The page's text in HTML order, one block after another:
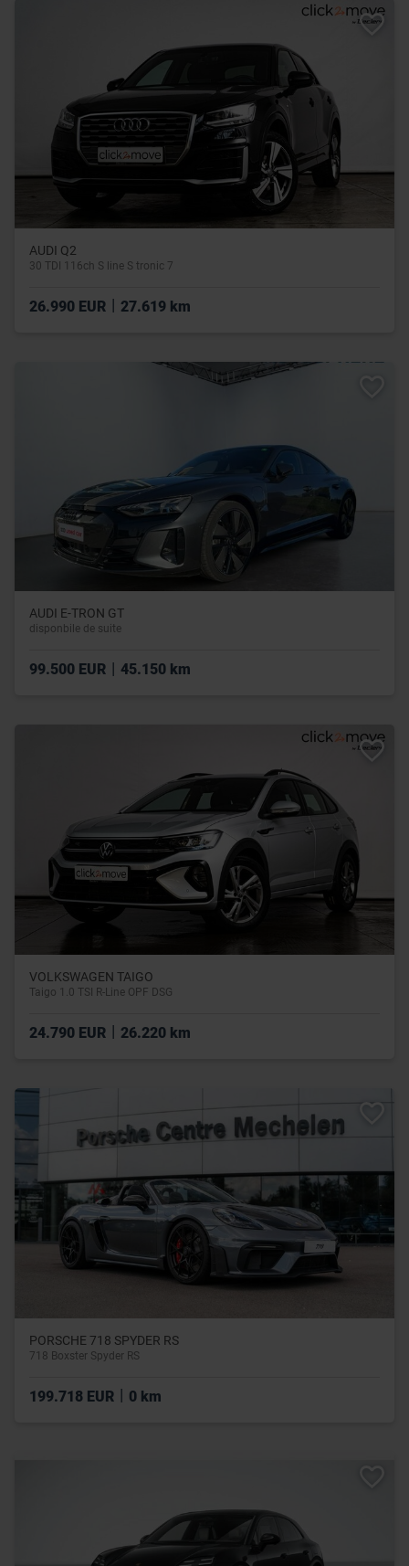
AUDI Q2
30 TDI 116ch S line S tronic 7
26.990 EUR 27.619 km
AUDI E-TRON GT
disponbile de suite
99.500 EUR | 45.150 km
VOLKSWAGEN TAIGO
Taigo 1.0 TSI R-Line OPF DSG
24.790 EUR 26.220 km
PORSCHE 718 SPYDER RS
718 Boxster Spyder RS
199.718 EUR | 0 km